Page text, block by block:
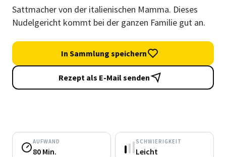
Sattmacher von der italienischen Mamma. Dieses
Nudelgericht kommt bei der ganzen Familie gut an.
In Sammlung speichern
Rezept als E-Mail senden
AUFWAND
80 Min.
SCHWIERIGKEIT
Leicht